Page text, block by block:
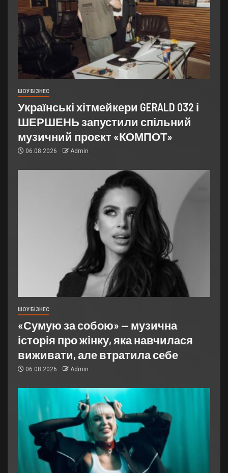
ШОУ БІЗНЕС
Українські хітмейкери GERALD 032 і
ШЕРШЕНЬ запустили спільний
музичний проєкт «КОМПОТ»
06.08.2026 Admin
ШОУ БІЗНЕС
«Сумую за собою» — музична
історія про жінку, яка навчилася
виживати, але втратила себе
06.08.2026 Admin